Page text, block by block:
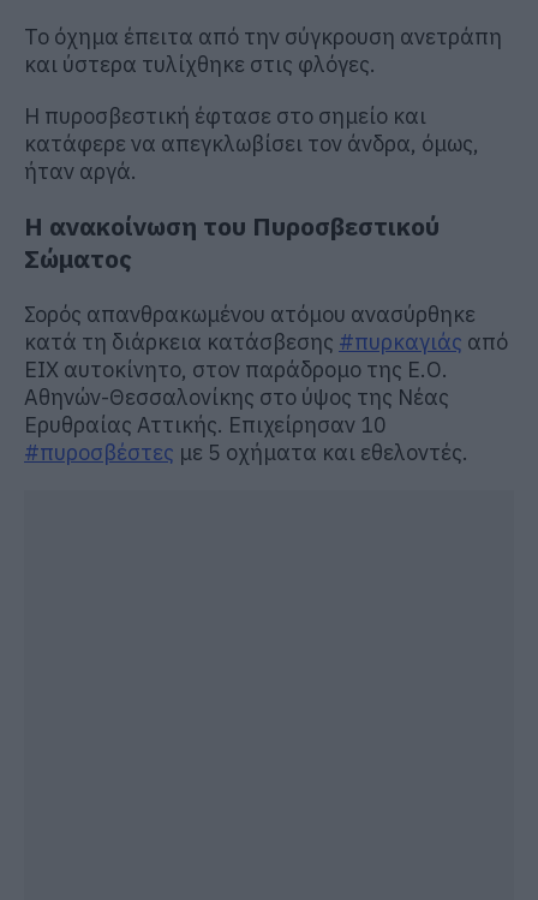
Το όχημα έπειτα από την σύγκρουση ανετράπη
και ύστερα τυλίχθηκε στις φλόγες.
Η πυροσβεστική έφτασε στο σημείο και
κατάφερε να απεγκλωβίσει τον άνδρα, όμως,
ήταν αργά.
Η ανακοίνωση του Πυροσβεστικού
Σώματος
Σορός απανθρακωμένου ατόμου ανασύρθηκε
κατά τη διάρκεια κατάσβεσης #πυρκαγιάς από
ΕΙΧ αυτοκίνητο, στον παράδρομο της Ε.Ο.
Αθηνών-Θεσσαλονίκης στο ύψος της Νέας
Ερυθραίας Αττικής. Επιχείρησαν 10
#πυροσβέστες με 5 οχήματα και εθελοντές.